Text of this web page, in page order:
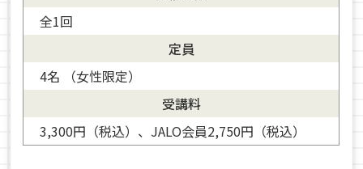
全1回
定員
4名 （女性限定）
受講料
3,300円（税込）、JALO会員2,750円（税込）